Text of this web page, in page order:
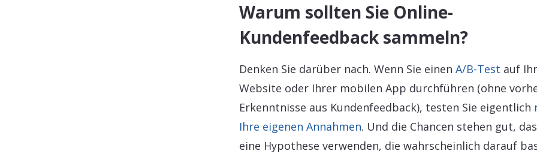
Warum sollten Sie Online-
Kundenfeedback sammeln?
Denken Sie darüber nach. Wenn Sie einen A/B-Test auf
Website oder Ihrer mobilen App durchführen (ohne
Erkenntnisse aus Kundenfeedback), testen Sie eigentlich
Ihre eigenen Annahmen. Und die Chancen stehen gut,
eine Hypothese verwenden, die wahrscheinlich darauf